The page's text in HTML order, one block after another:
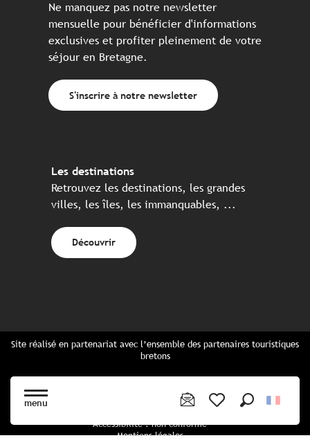
menu
Ne manquez pas notre newsletter
mensuelle pour bénéficier d'informations
exclusives et profiter pleinement de votre
séjour en Bretagne.
S'inscrire à notre newsletter
Les destinations
Retrouvez les destinations, les grandes
villes, les îles, les immanquables, ...
Découvrir
Site réalisé en partenariat avec l’ensemble des partenaires touristiques
bretons
Cartes Bretagne & brochures
Accessibilité : non conforme
Mentions légales